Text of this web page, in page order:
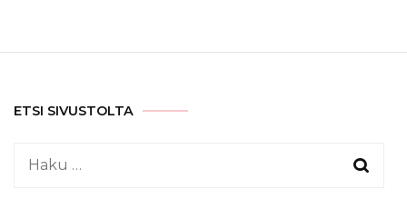
ETSI SIVUSTOLTA
Haku: